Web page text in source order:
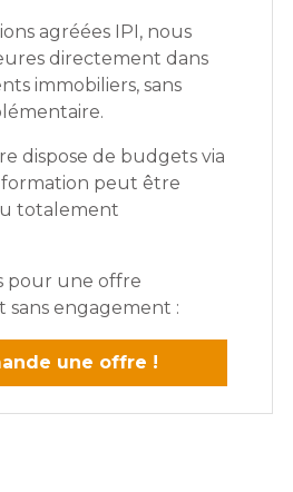
agréées IPI, nous
directement dans
immobiliers, sans
dispose de budgets via
formation peut être
totalement
pour une offre
sans engagement :
une offre !